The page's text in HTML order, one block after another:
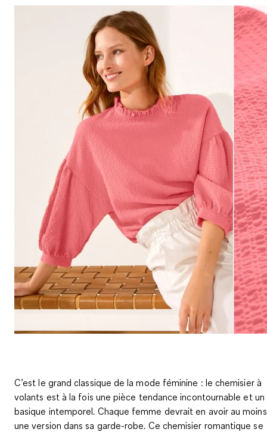
C’est le grand classique de la mode féminine : le chemisier à
volants est à la fois une pièce tendance incontournable et un
basique intemporel. Chaque femme devrait en avoir au moins
une version dans sa garde-robe. Ce chemisier romantique se